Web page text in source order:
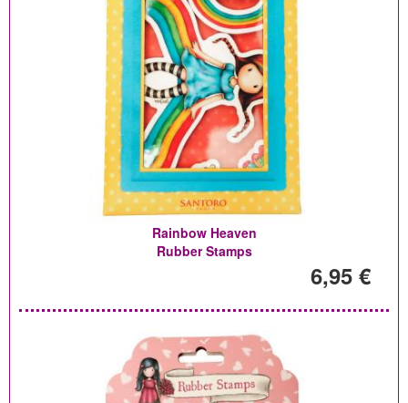
Rainbow Heaven
Rubber Stamps
6,95 €